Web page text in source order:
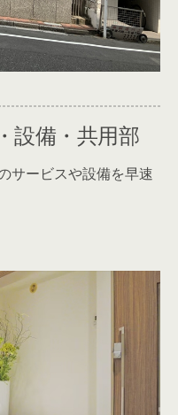
設備・共用部
サービスや設備を早速